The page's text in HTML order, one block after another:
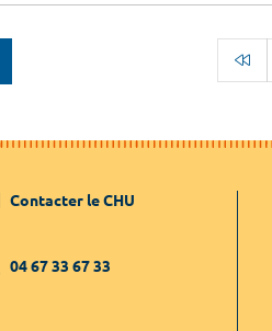
Contacter le CHU
04 67 33 67 33